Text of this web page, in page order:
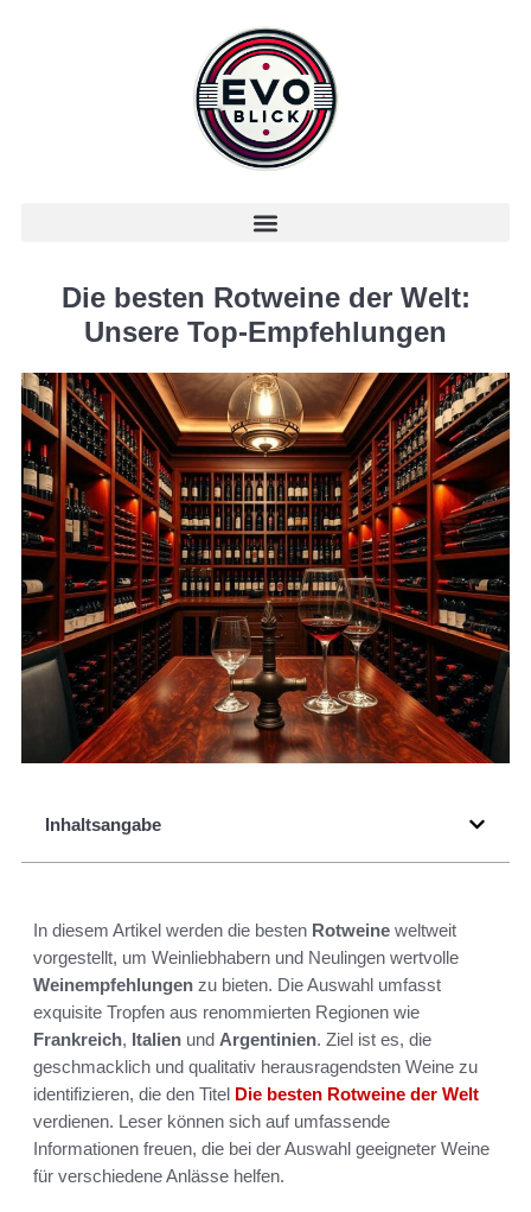
Die besten Rotweine der Welt:
Unsere Top-Empfehlungen
Inhaltsangabe
In diesem Artikel werden die besten Rotweine weltweit
vorgestellt, um Weinliebhabern und Neulingen wertvolle
Weinempfehlungen zu bieten. Die Auswahl umfasst
exquisite Tropfen aus renommierten Regionen wie
Frankreich, Italien und Argentinien. Ziel ist es, die
geschmacklich und qualitativ herausragendsten Weine zu
identifizieren, die den Titel Die besten Rotweine der Welt
verdienen. Leser können sich auf umfassende
Informationen freuen, die bei der Auswahl geeigneter Weine
für verschiedene Anlässe helfen.